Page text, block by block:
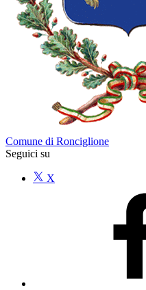
Comune di Ronciglione
Seguici su
X